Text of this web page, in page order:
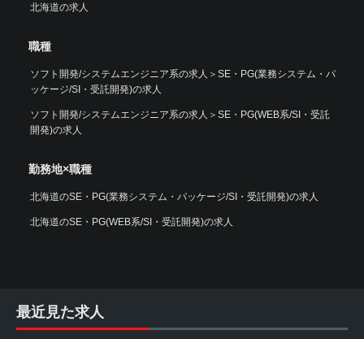
北海道の求人
職種
ソフト開発/システムエンジニア系の求人 ＞ SE・PG(業務システム・パ
ッケージ/SI・受託開発)の求人
ソフト開発/システムエンジニア系の求人 ＞ SE・PG(WEB系/SI・受託
開発)の求人
勤務地×職種
北海道のSE・PG(業務システム・パッケージ/SI・受託開発)の求人
北海道のSE・PG(WEB系/SI・受託開発)の求人
最近見た求人